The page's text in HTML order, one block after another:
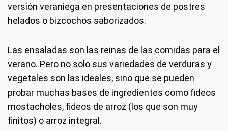
versión veraniega en presentaciones de postres
helados o bizcochos saborizados.
Las ensaladas son las reinas de las comidas para el
verano. Pero no solo sus variedades de verduras y
vegetales son las ideales, sino que se pueden
probar muchas bases de ingredientes como fideos
mostacholes, fideos de arroz (los que son muy
finitos) o arroz integral.